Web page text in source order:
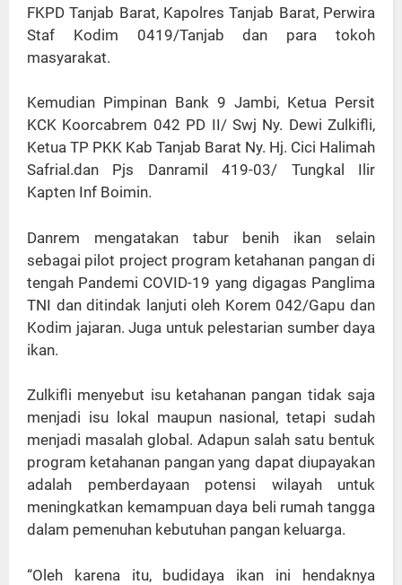
FKPD Tanjab Barat, Kapolres Tanjab Barat, Perwira
Staf Kodim 0419/Tanjab dan para tokoh
masyarakat.
Kemudian Pimpinan Bank 9 Jambi, Ketua Persit
KCK Koorcabrem 042 PD II/ Swj Ny. Dewi Zulkifli,
Ketua TP PKK Kab Tanjab Barat Ny. Hj. Cici Halimah
Safrial.dan Pjs Danramil 419-03/ Tungkal Ilir
Kapten Inf Boimin.
Danrem mengatakan tabur benih ikan selain
sebagai pilot project program ketahanan pangan di
tengah Pandemi COVID-19 yang digagas Panglima
TNI dan ditindak lanjuti oleh Korem 042/Gapu dan
Kodim jajaran. Juga untuk pelestarian sumber daya
ikan.
Zulkifli menyebut isu ketahanan pangan tidak saja
menjadi isu lokal maupun nasional, tetapi sudah
menjadi masalah global. Adapun salah satu bentuk
program ketahanan pangan yang dapat diupayakan
adalah pemberdayaan potensi wilayah untuk
meningkatkan kemampuan daya beli rumah tangga
dalam pemenuhan kebutuhan pangan keluarga.
“Oleh karena itu, budidaya ikan ini hendaknya